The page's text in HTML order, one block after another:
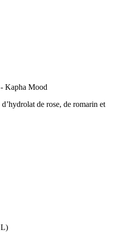
Kapha Mood
d’hydrolat de rose, de romarin et
L)